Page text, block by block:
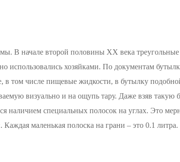
В начале второй половины XX века
использовались хозяйками. По документам
в том числе пищевые жидкости, в бутылку
визуально и на ощупь тару. Даже взяв
наличием специальных полосок на углах. Это
Каждая маленькая полоска на грани – это 0.1